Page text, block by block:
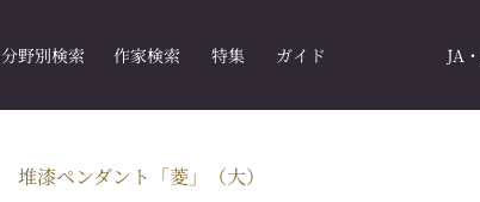
分野別検索 作家検索 特集 ガイド JA
堆漆ペンダント「菱」（大）